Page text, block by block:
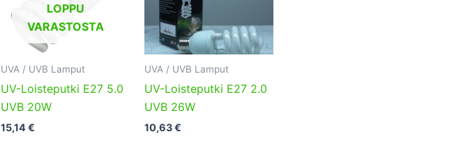
LOPPU
VARASTOSTA
UVA / UVB Lamput
UV-Loisteputki E27 5.0
UVB 20W
15,14€
UVA / UVB Lamput
UV-Loisteputki E27 2.0
UVB 26W
10,63€